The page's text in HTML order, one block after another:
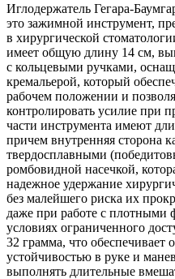
Иглодержатель Гегара-
это зажимной инструмент,
в хирургической
имеет общую длину 14 см,
с кольцевыми ручками,
кремальерой, который
рабочем положении и
контролировать усилие при
части инструмента имеют
причем внутренняя сторона
твердосплавными
ромбовидной насечкой,
надежное удержание
без малейшего риска их
даже при работе с плотными
условиях ограниченного
32 грамма, что
устойчивостью в руке и
выполнять длительные